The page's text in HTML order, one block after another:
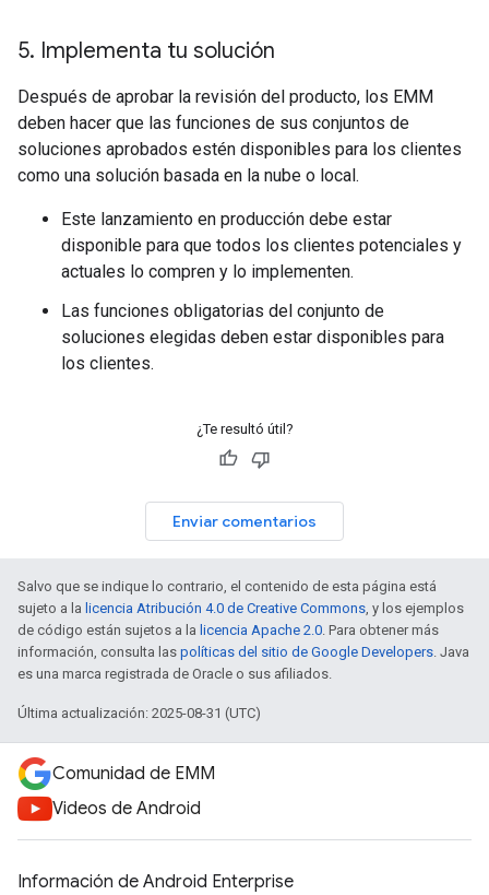
5. Implementa tu solución
Después de aprobar la revisión del producto, los EMM
deben hacer que las funciones de sus conjuntos de
soluciones aprobados estén disponibles para los clientes
como una solución basada en la nube o local.
Este lanzamiento en producción debe estar
disponible para que todos los clientes potenciales y
actuales lo compren y lo implementen.
Las funciones obligatorias del conjunto de
soluciones elegidas deben estar disponibles para
los clientes.
¿Te resultó útil?
Enviar comentarios
Salvo que se indique lo contrario, el contenido de esta página está
sujeto a la licencia Atribución 4.0 de Creative Commons, y los ejemplos
de código están sujetos a la licencia Apache 2.0. Para obtener más
información, consulta las políticas del sitio de Google Developers. Java
es una marca registrada de Oracle o sus afiliados.
Última actualización: 2025-08-31 (UTC)
Comunidad de EMM
Videos de Android
Información de Android Enterprise